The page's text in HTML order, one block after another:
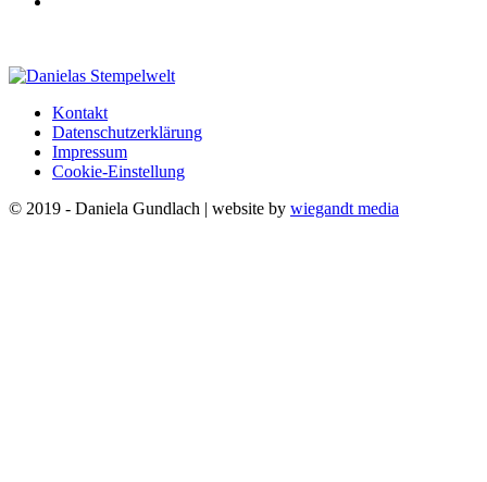
Kontakt
Datenschutzerklärung
Impressum
Cookie-Einstellung
© 2019 - Daniela Gundlach | website by wiegandt media